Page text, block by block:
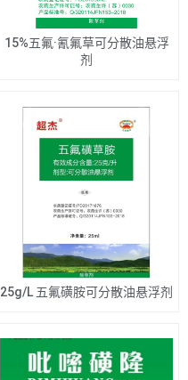
15%五氟·氰氟草可分散油悬浮
剂
25g/L 五氟磺胺可分散油悬浮剂